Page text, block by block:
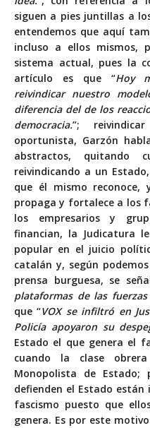
siguen a pies juntillas a
entendemos que aquí
incluso a ellos mismos,
sistema actual, pues la
artículo es que “Hoy
reivindicar nuestro
diferencia del de los
democracia.”;
oportunista, Garzón
abstractos, quitando
reivindicando a un
que él mismo
propaga y fortalece a los
los empresarios y
financian, la Judicatura
popular en el juicio
catalán y, según
prensa burguesa, se
plataformas de las
que “VOX se infiltró en
Policía apoyaron su
Estado el que genera el
cuando la clase
Monopolista de
defienden el Estado
fascismo puesto que
genera. Es por este